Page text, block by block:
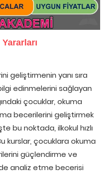
geliştirmenin yanı sıra
edinmelerini sağlayan
çocuklar, okuma
becerilerini geliştirmek
bu noktada, ilkokul hızlı
kurslar, çocuklara okuma
güçlendirme ve
analiz etme becerisi